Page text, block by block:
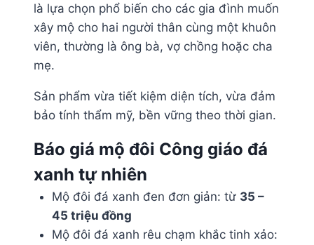
là lựa chọn phổ biến cho các gia đình muốn
xây mộ cho hai người thân cùng một khuôn
viên, thường là ông bà, vợ chồng hoặc cha
mẹ.
Sản phẩm vừa tiết kiệm diện tích, vừa đảm
bảo tính thẩm mỹ, bền vững theo thời gian.
Báo giá mộ đôi Công giáo đá
xanh tự nhiên
Mộ đôi đá xanh đen đơn giản: từ 35 –
45 triệu đồng
Mộ đôi đá xanh rêu chạm khắc tinh xảo: